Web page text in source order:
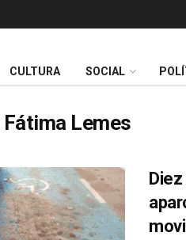
CULTURA SOCIAL
Fátima Lemes